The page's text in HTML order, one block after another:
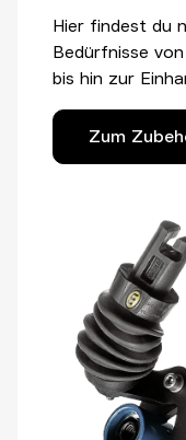
Hier findest du
Bedürfnisse
bis hin zur
Zum